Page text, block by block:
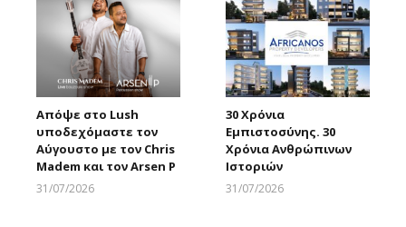
Απόψε στο Lush
υποδεχόμαστε τον
Αύγουστο με τον Chris
Madem και τον Arsen P
31/07/2026
30 Χρόνια
Εμπιστοσύνης. 30
Χρόνια Ανθρώπινων
Ιστοριών
31/07/2026